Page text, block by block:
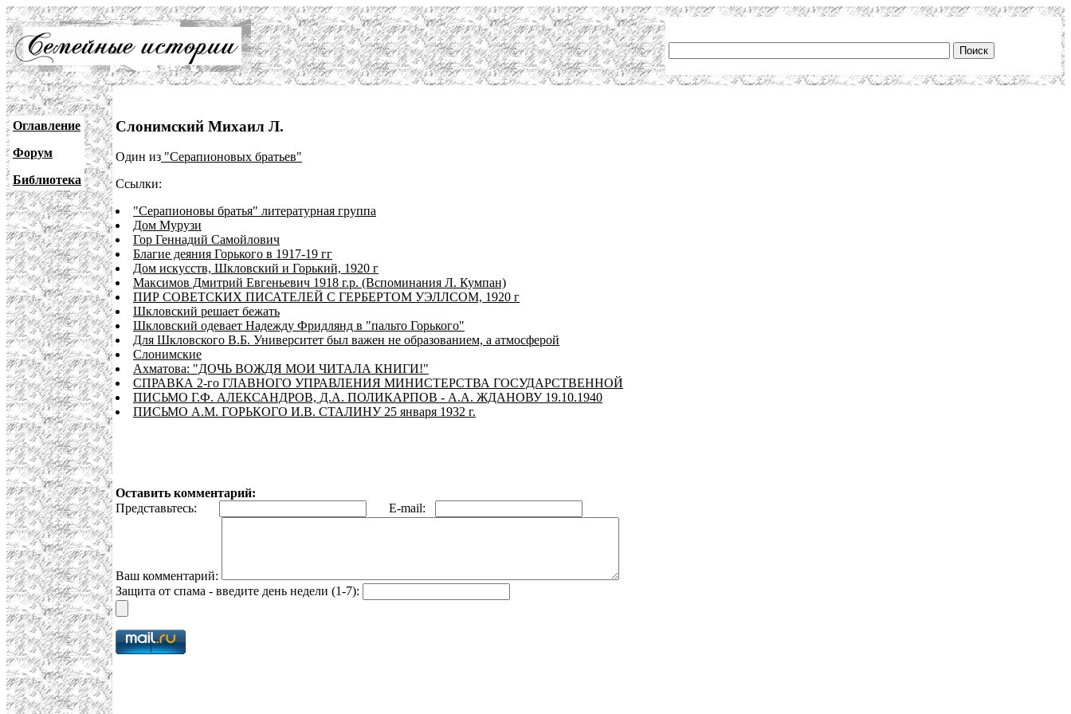
Оглавление
Форум
Библиотека
Слонимский Михаил Л.
Один из "Серапионовых братьев"
Ссылки:
"Серапионовы братья" литературная группа
Дом Мурузи
Гор Геннадий Самойлович
Благие деяния Горького в 1917-19 гг
Дом искусств, Шкловский и Горький, 1920 г
Максимов Дмитрий Евгеньевич 1918 г.р. (Вспоминания Л. Кумпан)
ПИР СОВЕТСКИХ ПИСАТЕЛЕЙ С ГЕРБЕРТОМ УЭЛЛСОМ, 1920 г
Шкловский решает бежать
Шкловский одевает Надежду Фридлянд в "пальто Горького"
Для Шкловского В.Б. Университет был важен не образованием, а атмосферой
Слонимские
Ахматова: "ДОЧЬ ВОЖДЯ МОИ ЧИТАЛА КНИГИ!"
СПРАВКА 2-го ГЛАВНОГО УПРАВЛЕНИЯ МИНИСТЕРСТВА ГОСУДАРСТВЕННОЙ
ПИСЬМО Г.Ф. АЛЕКСАНДРОВ, Д.А. ПОЛИКАРПОВ - А.А. ЖДАНОВУ 19.10.1940
ПИСЬМО А.М. ГОРЬКОГО И.В. СТАЛИНУ 25 января 1932 г.
Оставить комментарий:
Представьтесь:
E-mail:
Ваш комментарий:
Защита от спама - введите день недели (1-7):